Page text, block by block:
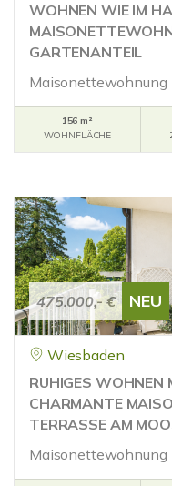
WOHNEN WIE IM
GARTENANTEIL
Maisonettewohnung
156 m²
WOHNFLÄCHE
475.000,- € NEU
Wiesbaden
RUHIGES WOHNEN
CHARMANTE
TERRASSE AM
Maisonettewohnung